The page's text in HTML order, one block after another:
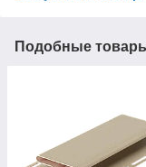
Подобные